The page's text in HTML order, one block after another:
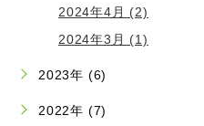
2024年4月 (2)
2024年3月 (1)
2023年 (6)
2022年 (7)